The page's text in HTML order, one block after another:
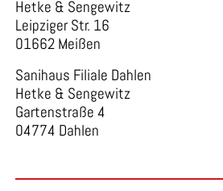
Hetke & Sengewitz
Leipziger Str. 16
01662 Meißen
Sanihaus Filiale Dahlen
Hetke & Sengewitz
Gartenstraße 4
04774 Dahlen